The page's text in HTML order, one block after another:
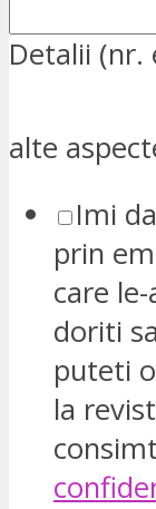
Detalii (nr.
alte
Imi
prin
care
doriti
puteti
la